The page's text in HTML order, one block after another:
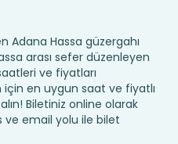
Hassa güzergahı
arası sefer düzenleyen
ve fiyatları
için en uygun saat ve fiyatlı
Biletiniz online olarak
ve email yolu ile bilet